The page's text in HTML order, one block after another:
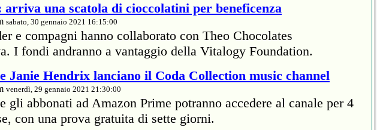
arriva una scatola di cioccolatini per beneficenza
sabato, 30 gennaio 2021 16:15:00
e compagni hanno collaborato con Theo Chocolates
I fondi andranno a vantaggio della Vitalogy Foundation.
Janie Hendrix lanciano il Coda Collection music channel
venerdì, 29 gennaio 2021 21:30:00
gli abbonati ad Amazon Prime potranno accedere al canale per 4
con una prova gratuita di sette giorni.